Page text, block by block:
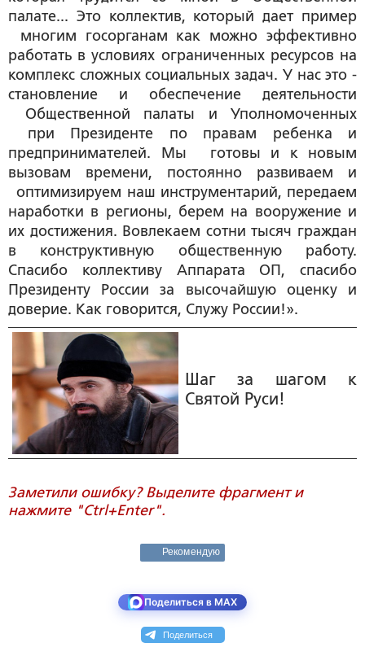
палате... Это коллектив, который дает пример
многим госорганам как можно эффективно
работать в условиях ограниченных ресурсов на
комплекс сложных социальных задач. У нас это -
становление и обеспечение деятельности
Общественной палаты и Уполномоченных
при Президенте по правам ребенка и
предпринимателей. Мы готовы и к новым
вызовам времени, постоянно развиваем и
оптимизируем наш инструментарий, передаем
наработки в регионы, берем на вооружение и
их достижения. Вовлекаем сотни тысяч граждан
в конструктивную общественную работу.
Спасибо коллективу Аппарата ОП, спасибо
Президенту России за высочайшую оценку и
доверие. Как говорится, Служу России!».
Шаг за шагом к
Святой Руси!
Заметили ошибку? Выделите фрагмент и
нажмите "Ctrl+Enter".
Рекомендую
Поделиться в MAX
Поделиться